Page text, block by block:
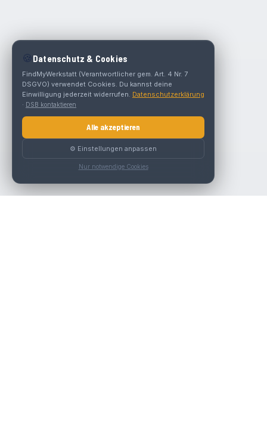
🍪 Datenschutz & Cookies
FindMyWerkstatt (Verantwortlicher gem. Art. 4 Nr. 7
DSGVO) verwendet Cookies. Du kannst deine
Einwilligung jederzeit widerrufen. Datenschutzerklärung
· DSB kontaktieren
Alle akzeptieren
⚙️ Einstellungen anpassen
Nur notwendige Cookies